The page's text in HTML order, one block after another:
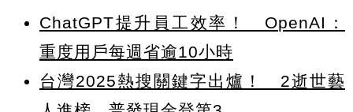
ChatGPT提升員工效率！ OpenAI：
重度用戶每週省逾10小時
台灣2025熱搜關鍵字出爐！ 2逝世藝